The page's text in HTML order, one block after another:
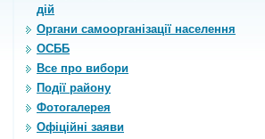
дій
Органи самоорганiзацiї населення
ОСББ
Все про вибори
Події району
Фотогалерея
Офіційні заяви